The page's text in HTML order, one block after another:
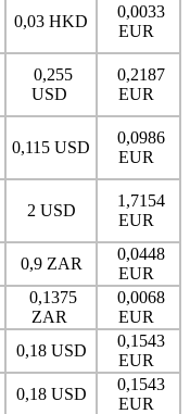
0,03 HKD
0,0033
EUR
0,255
USD
0,2187
EUR
0,115 USD
0,0986
EUR
2 USD
1,7154
EUR
0,9 ZAR
0,0448
EUR
0,1375
ZAR
0,0068
EUR
0,18 USD
0,1543
EUR
0,18 USD
0,1543
EUR